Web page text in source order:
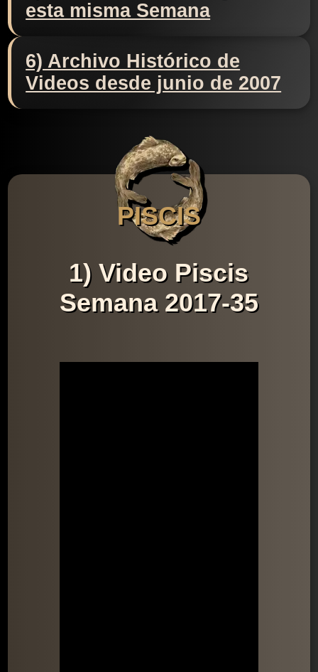
esta misma Semana
6) Archivo Histórico de
Videos desde junio de 2007
PISCIS
1) Video Piscis
Semana 2017-35